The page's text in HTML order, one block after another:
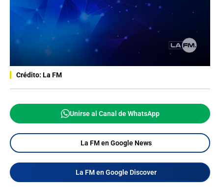
Crédito: La FM
Unirse al Canal de WhatsApp
La FM en Google News
La FM en Google Discover